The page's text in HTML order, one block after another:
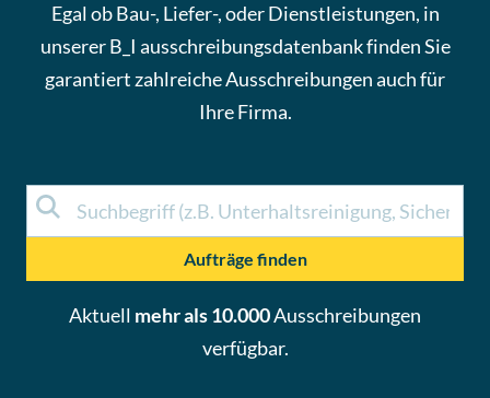
Egal ob Bau-, Liefer-, oder Dienstleistungen, in
unserer B_I ausschreibungsdatenbank finden Sie
garantiert zahlreiche Ausschreibungen auch für
Ihre Firma.
Aufträge finden
Aktuell mehr als 10.000Ausschreibungen
verfügbar.